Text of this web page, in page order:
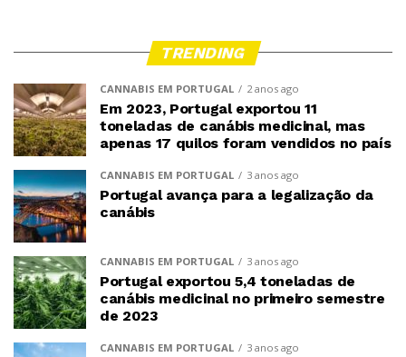
TRENDING
CANNABIS EM PORTUGAL 2 anos ago
Em 2023, Portugal exportou 11
toneladas de canábis medicinal, mas
apenas 17 quilos foram vendidos no país
CANNABIS EM PORTUGAL 3 anos ago
Portugal avança para a legalização da
canábis
CANNABIS EM PORTUGAL 3 anos ago
Portugal exportou 5,4 toneladas de
canábis medicinal no primeiro semestre
de 2023
CANNABIS EM PORTUGAL 3 anos ago